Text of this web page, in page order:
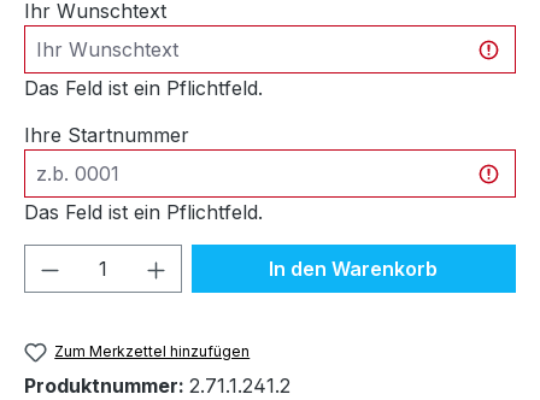
Ihr Wunschtext
Das Feld ist ein Pflichtfeld.
Ihre Startnummer
Das Feld ist ein Pflichtfeld.
Produkt Anzahl: Gib denIn den Warenkorb
Zum Merkzettel hinzufügen
Produktnummer: 2.71.1.241.2